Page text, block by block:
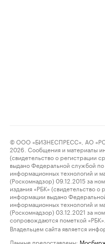
© ООО «БИЗНЕСПРЕСС», АО
2026. Сообщения и материалы
(свидетельство о регистрации
выдано Федеральной службой по
информационных технологий и
(Роскомнадзор) 09.12.2015 за
издания «РБК» (свидетельство
информации выдано
информационных технологий и
(Роскомнадзор) 03.12.2021 за
сопровождаются пометкой «РБК».
Владельцем сайта является
Данные предоставлены: